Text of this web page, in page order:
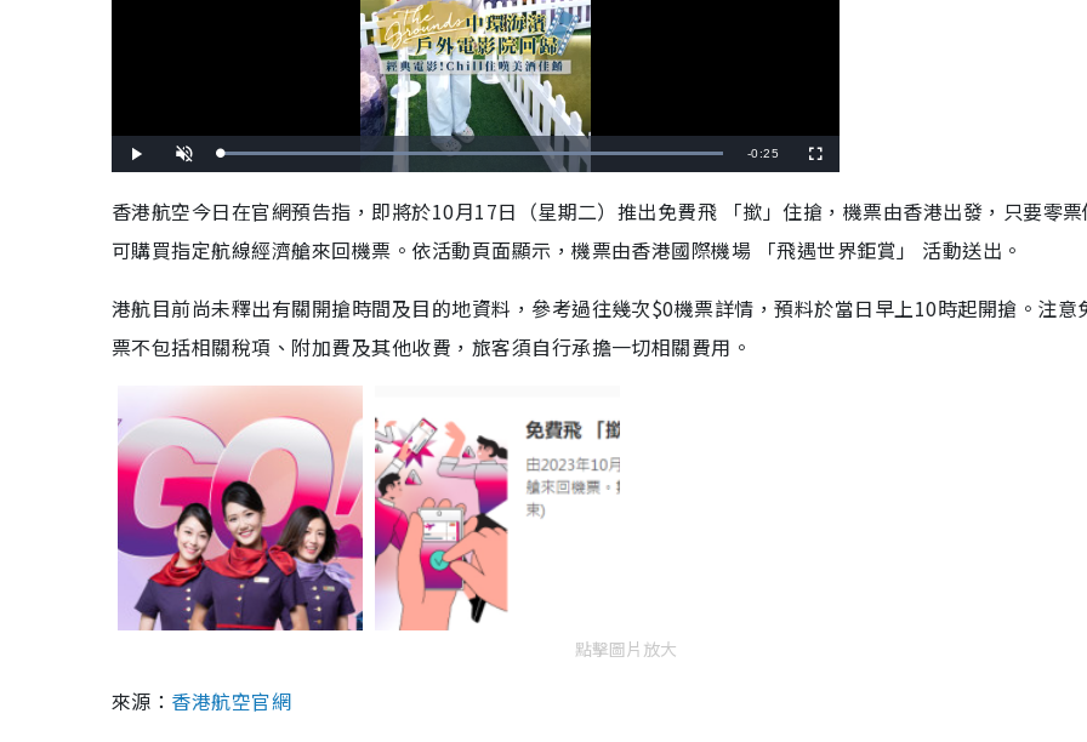
l
n
t
e
L
e
d
1
0
0
%
R
a
i
-0:25
u
s
c
e
e
香港航空今日在官網預告指，即將於10月17日（星期二）推出免費飛 「撳」住搶，機票由香港出發，只要零
可購買指定航線經濟艙來回機票。依活動頁面顯示，機票由香港國際機場 「飛遇世界鉅賞」 活動送出。
港航目前尚未釋出有關開搶時間及目的地資料，參考過往幾次$0機票詳情，預料於當日早上10時起開搶。注意
票不包括相關稅項、附加費及其他收費，旅客須自行承擔一切相關費用。
點擊圖片放大
來源： 香港航空官網